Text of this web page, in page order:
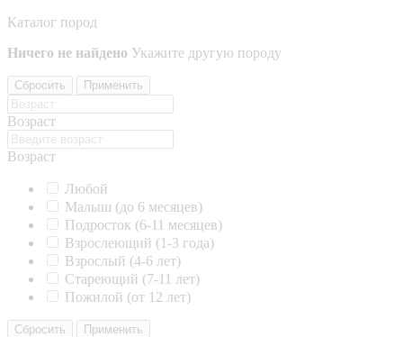
Каталог пород
Ничего не найдено Укажите другую породу
Сбросить Применить
Возраст
Возраст
Любой
Малыш (до 6 месяцев)
Подросток (6-11 месяцев)
Взрослеющий (1-3 года)
Взрослый (4-6 лет)
Стареющий (7-11 лет)
Пожилой (от 12 лет)
Сбросить Применить